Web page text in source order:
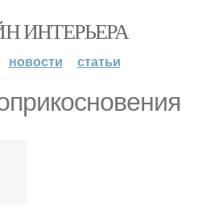
ИНТЕРЬЕРА
новости статьи